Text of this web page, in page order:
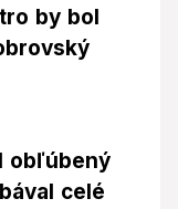
by bol
obľúbený
celé